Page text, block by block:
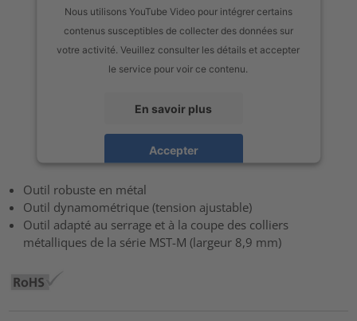
Nous utilisons YouTube Video pour intégrer certains
contenus susceptibles de collecter des données sur
votre activité. Veuillez consulter les détails et accepter
le service pour voir ce contenu.
En savoir plus
Accepter
Outil robuste en métal
Outil dynamométrique (tension ajustable)
Outil adapté au serrage et à la coupe des colliers
métalliques de la série MST-M (largeur 8,9 mm)